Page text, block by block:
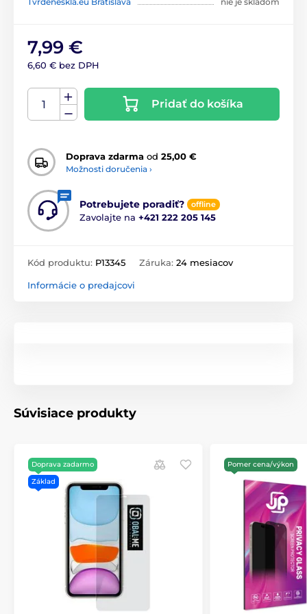
7,99 €
6,60 € bez DPH
Pridať do košíka
Doprava zdarma od 25,00 €
Možnosti doručenia ›
Potrebujete poradiť? offline
Zavolajte na +421 222 205 145
Kód produktu: P13345 Záruka: 24 mesiacov
Informácie o predajcovi
Súvisiace produkty
Doprava zadarmo
Základ
Pomer cena/výkon